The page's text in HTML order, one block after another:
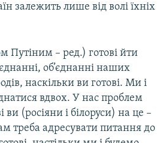
залежить лише від волі їхніх
Путіним – ред.) готові йти
об’єднанні наших
наскільки ви готові. Ми і
вдвох. У нас проблем
ви (росіяни і білоруси) на це –
треба адресувати питання до